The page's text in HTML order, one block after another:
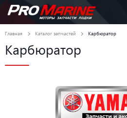
Главная Каталог запчастей Карбюратор
Карбюратор